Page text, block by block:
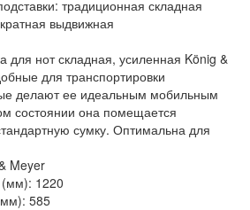
традиционная складная
выдвижная
для нот складная, усиленная König &
для транспортировки
делают ее идеальным мобильным
состоянии она помещается
сумку. Оптимальна для
Meyer
(мм): 1220
585